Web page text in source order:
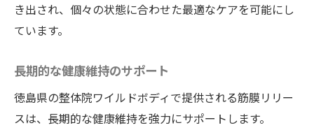
き出され、個々の状態に合わせた最適なケアを可能にし
ています。
長期的な健康維持のサポート
徳島県の整体院ワイルドボディで提供される筋膜リリー
スは、長期的な健康維持を強力にサポートします。